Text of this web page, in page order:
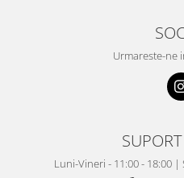
Urmareste-ne
Luni-Vineri - 11:00 - 18:00 |